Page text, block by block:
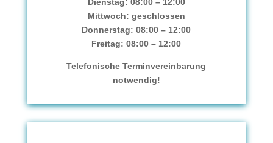
Mittwoch: geschlossen
Donnerstag: 08:00 – 12:00
Freitag: 08:00 – 12:00
Telefonische Terminvereinbarung
notwendig!